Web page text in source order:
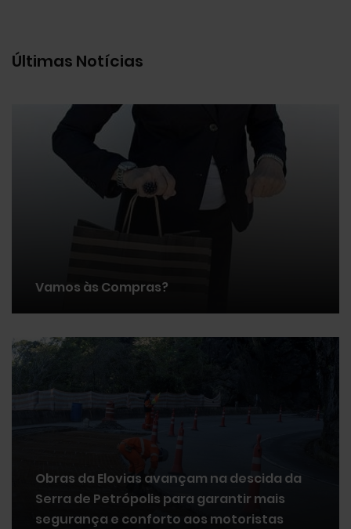
Últimas Notícias
Vamos às Compras?
Obras da Elovias avançam na descida da
Serra de Petrópolis para garantir mais
segurança e conforto aos motoristas